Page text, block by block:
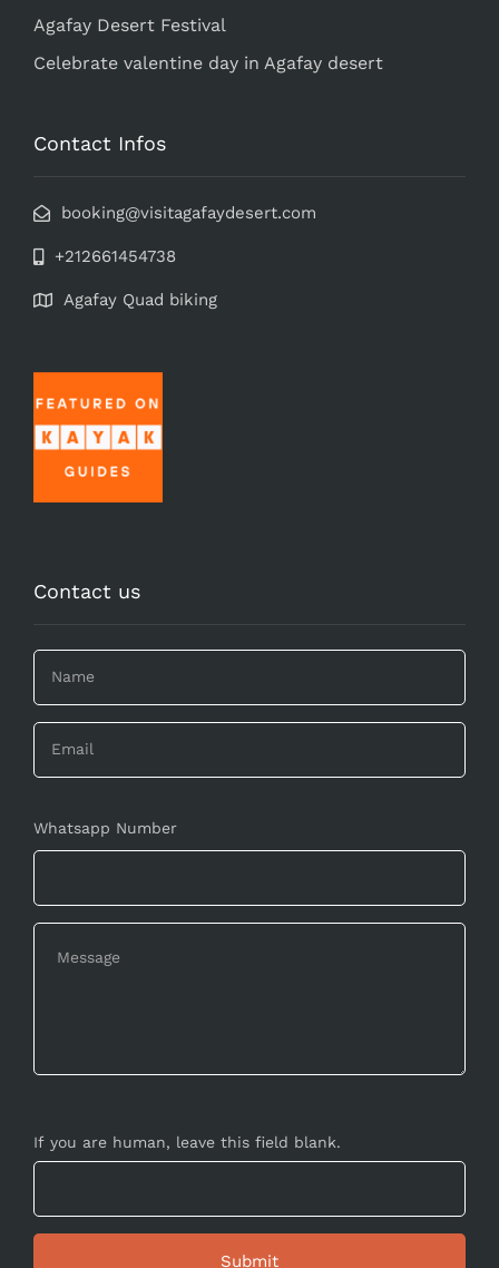
Agafay Desert Festival
Celebrate valentine day in Agafay desert
Contact Infos
booking@visitagafaydesert.com
+212661454738
Agafay Quad biking
Contact us
Whatsapp Number
If you are human, leave this field blank.